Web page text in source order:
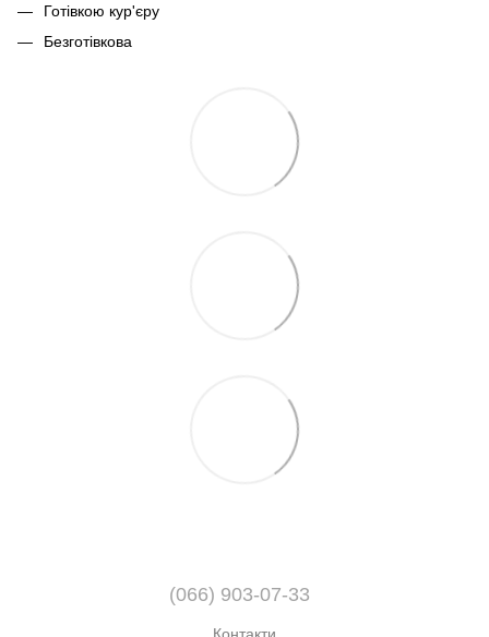
Готівкою кур'єру
Безготівкова
(066) 903-07-33
Контакти